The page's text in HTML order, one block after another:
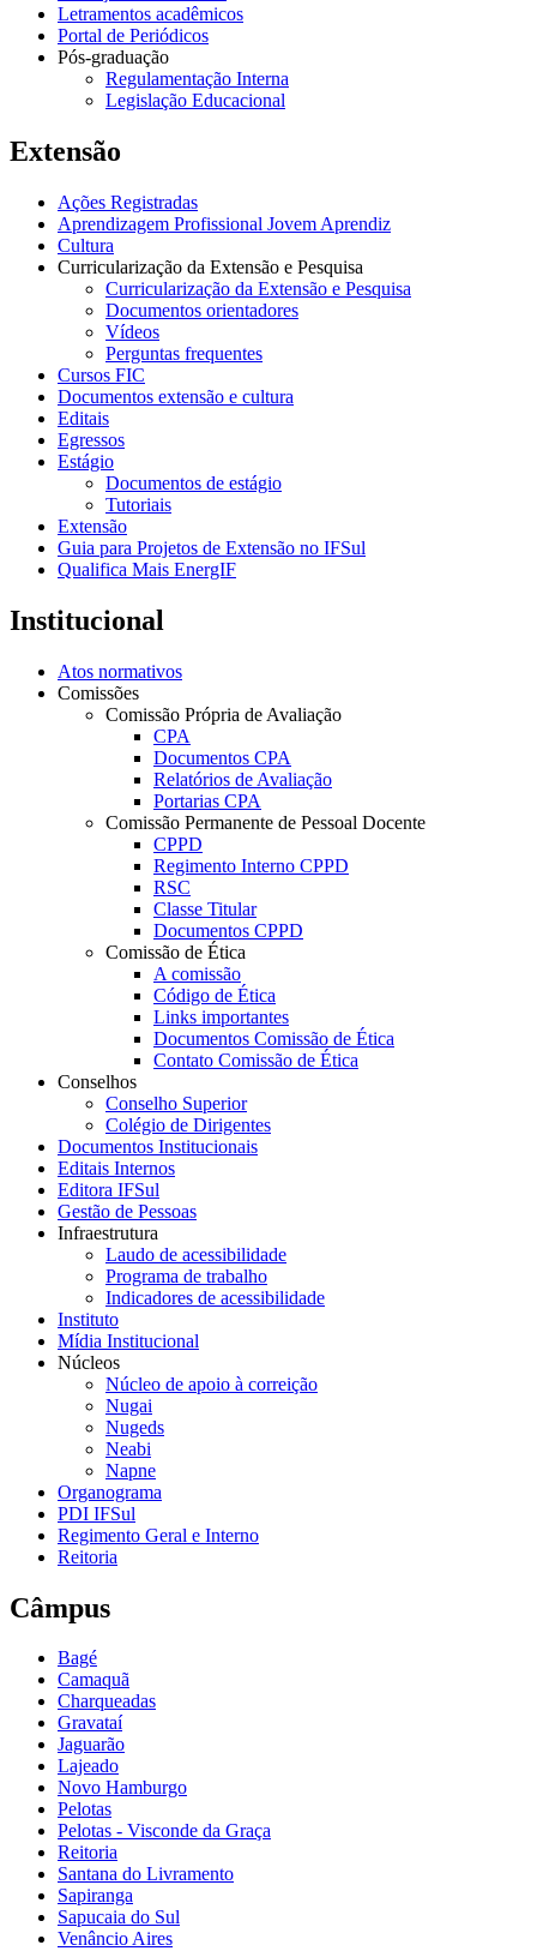
Letramentos acadêmicos
Portal de Periódicos
Pós-graduação
Regulamentação Interna
Legislação Educacional
Extensão
Ações Registradas
Aprendizagem Profissional Jovem Aprendiz
Cultura
Curricularização da Extensão e Pesquisa
Curricularização da Extensão e Pesquisa
Documentos orientadores
Vídeos
Perguntas frequentes
Cursos FIC
Documentos extensão e cultura
Editais
Egressos
Estágio
Documentos de estágio
Tutoriais
Extensão
Guia para Projetos de Extensão no IFSul
Qualifica Mais EnergIF
Institucional
Atos normativos
Comissões
Comissão Própria de Avaliação
CPA
Documentos CPA
Relatórios de Avaliação
Portarias CPA
Comissão Permanente de Pessoal Docente
CPPD
Regimento Interno CPPD
RSC
Classe Titular
Documentos CPPD
Comissão de Ética
A comissão
Código de Ética
Links importantes
Documentos Comissão de Ética
Contato Comissão de Ética
Conselhos
Conselho Superior
Colégio de Dirigentes
Documentos Institucionais
Editais Internos
Editora IFSul
Gestão de Pessoas
Infraestrutura
Laudo de acessibilidade
Programa de trabalho
Indicadores de acessibilidade
Instituto
Mídia Institucional
Núcleos
Núcleo de apoio à correição
Nugai
Nugeds
Neabi
Napne
Organograma
PDI IFSul
Regimento Geral e Interno
Reitoria
Câmpus
Bagé
Camaquã
Charqueadas
Gravataí
Jaguarão
Lajeado
Novo Hamburgo
Pelotas
Pelotas - Visconde da Graça
Reitoria
Santana do Livramento
Sapiranga
Sapucaia do Sul
Venâncio Aires